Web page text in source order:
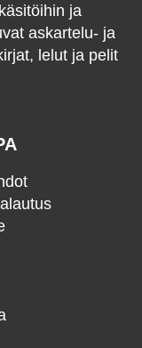
ja
askartelu- ja
lelut ja pelit